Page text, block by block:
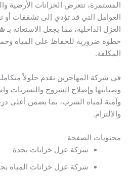
المستمرة، تتعرض الخزانات الأرضية
العوامل التي قد تؤدي إلى تشققات
العزل الداخلية، مما يجعل الاستعانة بـ
خطوة ضرورية للحفاظ على المياه
المكلفة.
في شركة المهاجرين نقدم حلولاً
وصيانتها وإصلاح الشروخ والتسربات
وآمنة لمياه الشرب، بما يضمن أعلى
والالتزام.
محتويات الصفحة
شركة عزل خزانات بجدة
شركة عزل خزانات المياه